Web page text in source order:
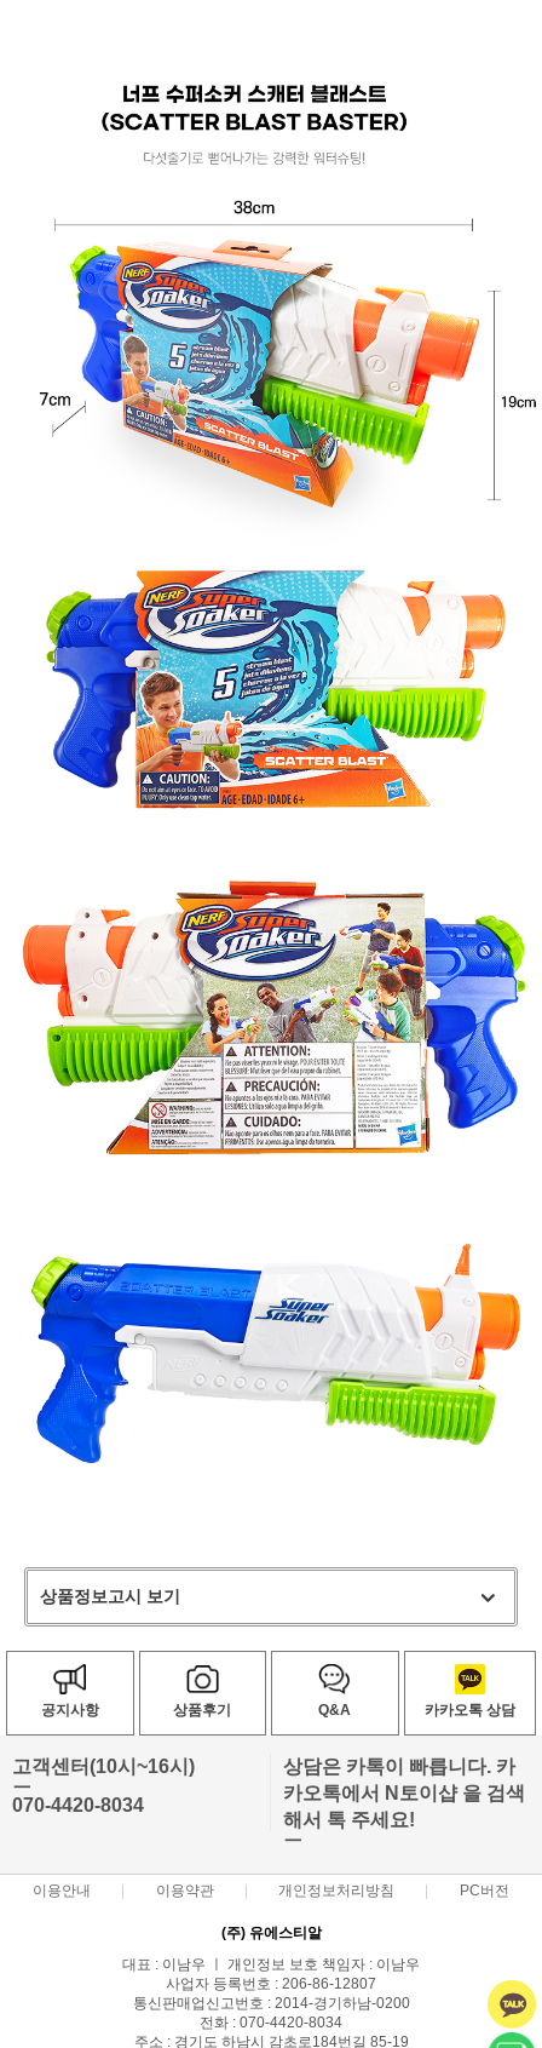
상품정보고시 보기
공지사항 상품후기 Q&A 카카오톡 상담
고객센터(10시~16시)
ㅡ
070-4420-8034
상담은 카톡이 빠릅니다. 카
카오톡에서 N토이샵 을 검색
해서 톡 주세요!
ㅡ
이용안내 이용약관 개인정보처리방침 PC버전
(주) 유에스티알
대표 : 이남우 ㅣ 개인정보 보호 책임자 : 이남우
사업자 등록번호 : 206-86-12807
통신판매업신고번호 : 2014-경기하남-0200
전화 : 070-4420-8034
주소 : 경기도 하남시 감초로184번길 85-19